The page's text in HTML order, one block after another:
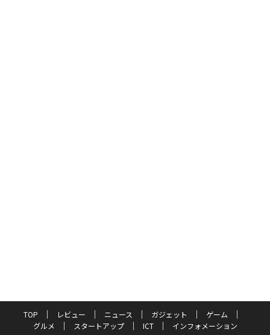
TOP レビュー ニュース ガジェット
ゲーム
グルメ
スタートアップ ICT インフォメーション